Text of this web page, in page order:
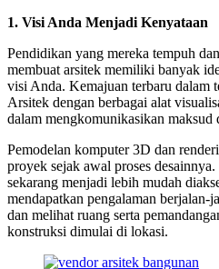
1. Visi Anda Menjadi Kenyataan
Pendidikan yang mereka tempuh
membuat arsitek memiliki banyak
visi Anda. Kemajuan terbaru dalam
Arsitek dengan berbagai alat
dalam mengkomunikasikan
Pemodelan komputer 3D dan
proyek sejak awal proses
sekarang menjadi lebih mudah
mendapatkan pengalaman berjalan-
dan melihat ruang serta
konstruksi dimulai di lokasi.